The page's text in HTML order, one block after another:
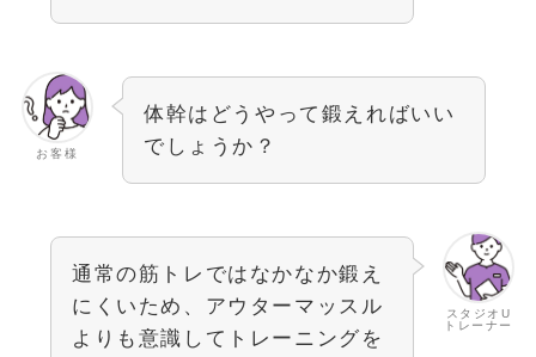
お客様
体幹はどうやって鍛えればいい
でしょうか？
スタジオU
トレーナー
通常の筋トレではなかなか鍛え
にくいため、アウターマッスル
よりも意識してトレーニングを